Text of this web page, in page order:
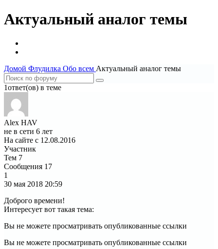
Актуальный аналог темы
Домой Флудилка Обо всем Актуальный аналог темы
1ответ(ов) в теме
Alex HAV
не в сети 6 лет
На сайте с 12.08.2016
Участник
Тем 7
Сообщения 17
1
30 мая 2018 20:59
Доброго времени!
Интересует вот такая тема:
Вы не можете просматривать опубликованные ссылки
Вы не можете просматривать опубликованные ссылки